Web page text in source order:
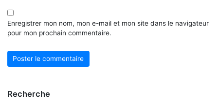
Enregistrer mon nom, mon e-mail et mon site dans le navigateur
pour mon prochain commentaire.
Recherche